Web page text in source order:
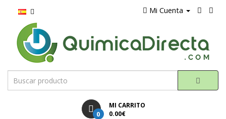
Mi Cuenta
MI CARRITO
0 0.00€